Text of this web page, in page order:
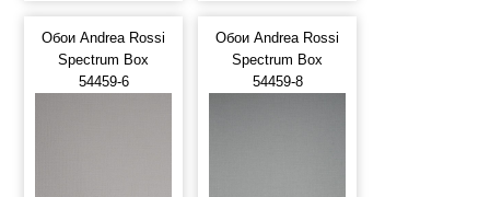
Обои Andrea Rossi
Spectrum Box
54459-6
Обои Andrea Rossi
Spectrum Box
54459-8